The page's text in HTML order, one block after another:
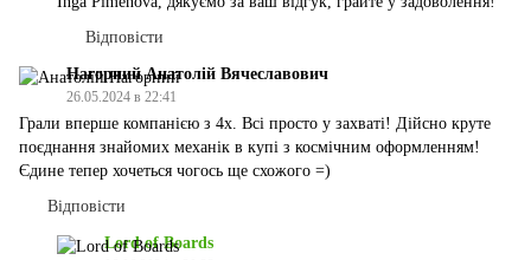
Відповісти
Нагорний Анатолій Вячеславович
26.05.2024 в 22:41
Грали вперше компанією з 4х. Всі просто у захваті! Дійсно круте
поєднання знайомих механік в купі з космічним оформленням!
Єдине тепер хочеться чогось ще схожого =)
Відповісти
Lord of Boards